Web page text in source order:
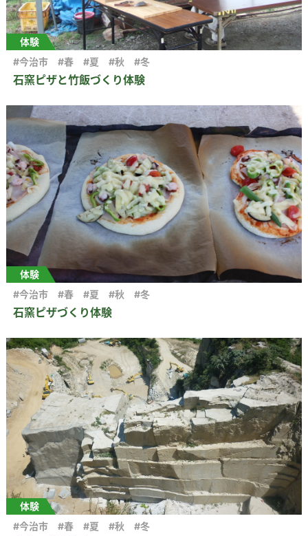
体験
石窯ピザと竹飯づくり体験
#今治市 #春 #夏 #秋 #冬
体験
石窯ピザづくり体験
#今治市 #春 #夏 #秋 #冬
体験
#今治市 #春 #夏 #秋 #冬